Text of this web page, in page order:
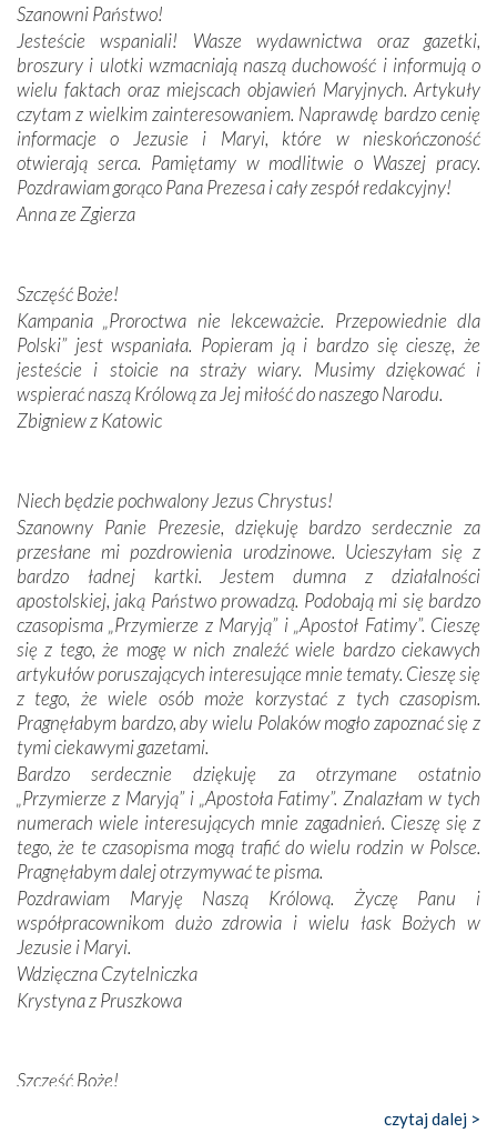
budowniczych.
Podążyliśmy też śladami fatimskich wizjonerów – Łucji
dos Santos oraz świętych Hiacynty i Franciszka Marto.
Modliliśmy się przy ich grobach. Odprawiliśmy Drogę
Krzyżową w ich rodzinnych stronach, odwiedziliśmy
domy, w których żyli.
W miejscu objawień Matki Bożej zapaliliśmy świece
Podczas tej kilkudniowej wyprawy na każdym kroku
spotykaliśmy się z serdeczną otwartością
Portugalczyków. Podziwialiśmy ich ludową sztukę i
zwyczaje. Mimo że nasze kraje są od siebie bardzo
oddalone, w żaden sposób nie czuliśmy się obco.
Sprawiła to oczywiście sama Matka Boża, ale też
kulturowa bliskość biorąca swój początek w naszej
mieliśmy okazję przekonać się, że Maryja swoją opieką
otacza nie tylko nasz naród, lecz wszystkie nacje, które
się Jej ufnie oddają, a także każdą osobę, która zawierza
Jej siebie oraz swych bliskich.
Dzieje Portugalii to również historia wierności Bogu i
odstępstw, także w życiu władców. Trudne momenty w
wymiarze tak osobistym, jak i zbiorowym, przypominają o
konieczności ciągłego zabiegania o własną duszę i o łaskę
Opatrzności. Wierność przynosi pomyślność –
przynajmniej w życiu duchowym. Odstępstwo owocuje
nieszczęściem i śmiercią. Te uniwersalne prawdy
przychodziły na myśl, gdy słuchaliśmy opowieści
przewodników o portugalskich monarchach i wodzach,
zwycięskich bitwach i nieszczęśliwych losach grzesznych
kochanków.
Byli tym razem pośród Apostołów Fatimy reprezentanci
każdego spośród żyjących pokoleń. Najmłodszy uczestnik
liczył sobie 13 lat, zaś senior, pan Zdzisław – już 94.
Całe życie marzyłem, by tu przyjechać
Nasza pielgrzymka nie byłaby tak bogata w duchową treść
Oprócz zapewnienia nam możliwości codziennego
Szanowni Państwo!
Jesteście wspaniali! Wasze wydawnictwa oraz gazetki,
broszury i ulotki wzmacniają naszą duchowość i informują o
wielu faktach oraz miejscach objawień Maryjnych. Artykuły
czytam z wielkim zainteresowaniem. Naprawdę bardzo cenię
informacje o Jezusie i Maryi, które w nieskończoność
otwierają serca. Pamiętamy w modlitwie o Waszej pracy.
Pozdrawiam gorąco Pana Prezesa i cały zespół redakcyjny!
Anna ze Zgierza
Szczęść Boże!
Kampania „Proroctwa nie lekceważcie. Przepowiednie dla
Polski” jest wspaniała. Popieram ją i bardzo się cieszę, że
jesteście i stoicie na straży wiary. Musimy dziękować i
wspierać naszą Królową za Jej miłość do naszego Narodu.
Zbigniew z Katowic
Niech będzie pochwalony Jezus Chrystus!
Szanowny Panie Prezesie, dziękuję bardzo serdecznie za
przesłane mi pozdrowienia urodzinowe. Ucieszyłam się z
bardzo ładnej kartki. Jestem dumna z działalności
apostolskiej, jaką Państwo prowadzą. Podobają mi się bardzo
czasopisma „Przymierze z Maryją” i „Apostoł Fatimy”. Cieszę
się z tego, że mogę w nich znaleźć wiele bardzo ciekawych
artykułów poruszających interesujące mnie tematy. Cieszę się
z tego, że wiele osób może korzystać z tych czasopism.
Pragnęłabym bardzo, aby wielu Polaków mogło zapoznać się z
tymi ciekawymi gazetami.
Bardzo serdecznie dziękuję za otrzymane ostatnio
„Przymierze z Maryją” i „Apostoła Fatimy”. Znalazłam w tych
numerach wiele interesujących mnie zagadnień. Cieszę się z
tego, że te czasopisma mogą trafić do wielu rodzin w Polsce.
Pragnęłabym dalej otrzymywać te pisma.
Pozdrawiam Maryję Naszą Królową. Życzę Panu i
współpracownikom dużo zdrowia i wielu łask Bożych w
Jezusie i Maryi.
Wdzięczna Czytelniczka
Krystyna z Pruszkowa
Szczęść Boże!
czytaj dalej >